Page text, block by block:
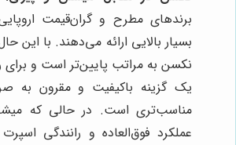
برندهای مطرح و گران‌قیمت
بسیار بالایی ارائه می‌دهند. با این
نکسن به مراتب پایین‌تر است و برای
یک گزینه باکیفیت و مقرون به
مناسب‌تری است. در حالی که
عملکرد فوق‌العاده و رانندگی